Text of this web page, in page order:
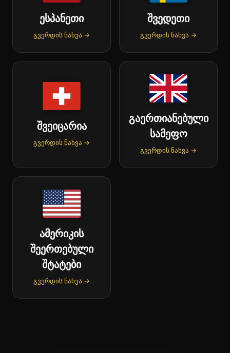
ესპანეთი
გვერდის ნახვა →
შვედეთი
გვერდის ნახვა →
შვეიცარია
გვერდის ნახვა →
გაერთიანებული
სამეფო
გვერდის ნახვა →
ამერიკის
შეერთებული
შტატები
გვერდის ნახვა →